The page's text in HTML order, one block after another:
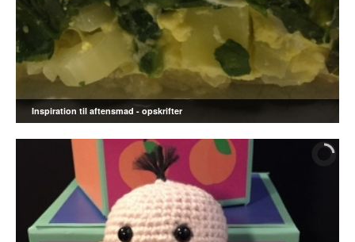
Inspiration til aftensmad - opskrifter